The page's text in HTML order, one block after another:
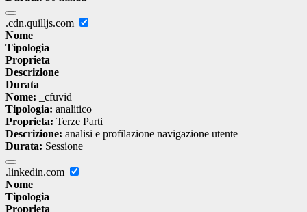
.cdn.quilljs.com
Nome
Tipologia
Proprieta
Descrizione
Durata
Nome: _cfuvid
Tipologia: analitico
Proprieta: Terze Parti
Descrizione: analisi e profilazione navigazione utente
Durata: Sessione
.linkedin.com
Nome
Tipologia
Proprieta